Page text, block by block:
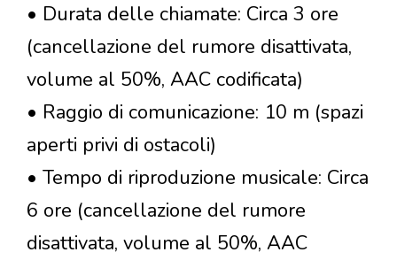
• Durata delle chiamate: Circa 3 ore
(cancellazione del rumore disattivata,
volume al 50%, AAC codificata)
• Raggio di comunicazione: 10 m (spazi
aperti privi di ostacoli)
• Tempo di riproduzione musicale: Circa
6 ore (cancellazione del rumore
disattivata, volume al 50%, AAC